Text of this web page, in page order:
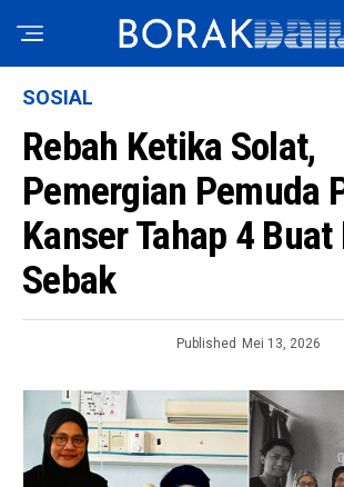
SOSIAL
Rebah Ketika Solat,
Pemergian Pemuda
Kanser Tahap 4 Buat
Sebak
Published Mei 13, 2026